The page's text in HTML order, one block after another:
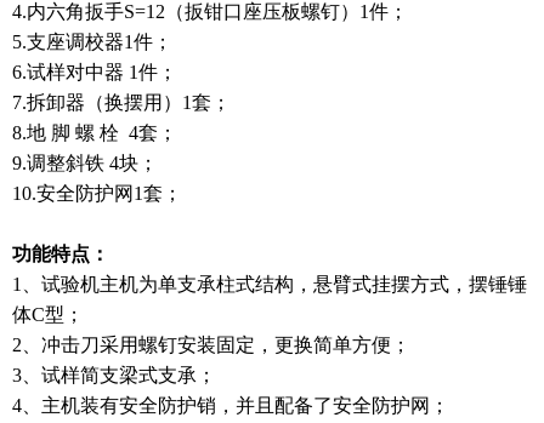
4.内六角扳手S=12（扳钳口座压板螺钉）1件；
5.支座调校器1件；
6.试样对中器 1件；
7.拆卸器（换摆用）1套；
8.地 脚 螺 栓 4套；
9.调整斜铁 4块；
10.安全防护网1套；
功能特点：
1、试验机主机为单支承柱式结构，悬臂式挂摆方式，摆锤锤
体C型；
2、冲击刀采用螺钉安装固定，更换简单方便；
3、试样简支梁式支承；
4、主机装有安全防护销，并且配备了安全防护网；